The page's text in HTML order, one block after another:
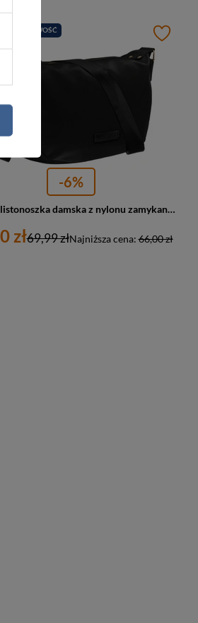
NOWOŚĆ
-6%
Czarna listonoszka damska z nylonu zamykana na suwak - Rovicky
zł Najniższa cena:66,00 zł
69,99 zł